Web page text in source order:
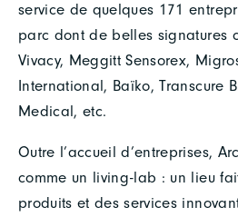
service de quelques 171
parc dont de belles signatures
Vivacy, Meggitt Sensorex,
International, Baïko, Transcure
Medical, etc.
Outre l’accueil d’entreprises,
comme un living-lab : un lieu
produits et des services